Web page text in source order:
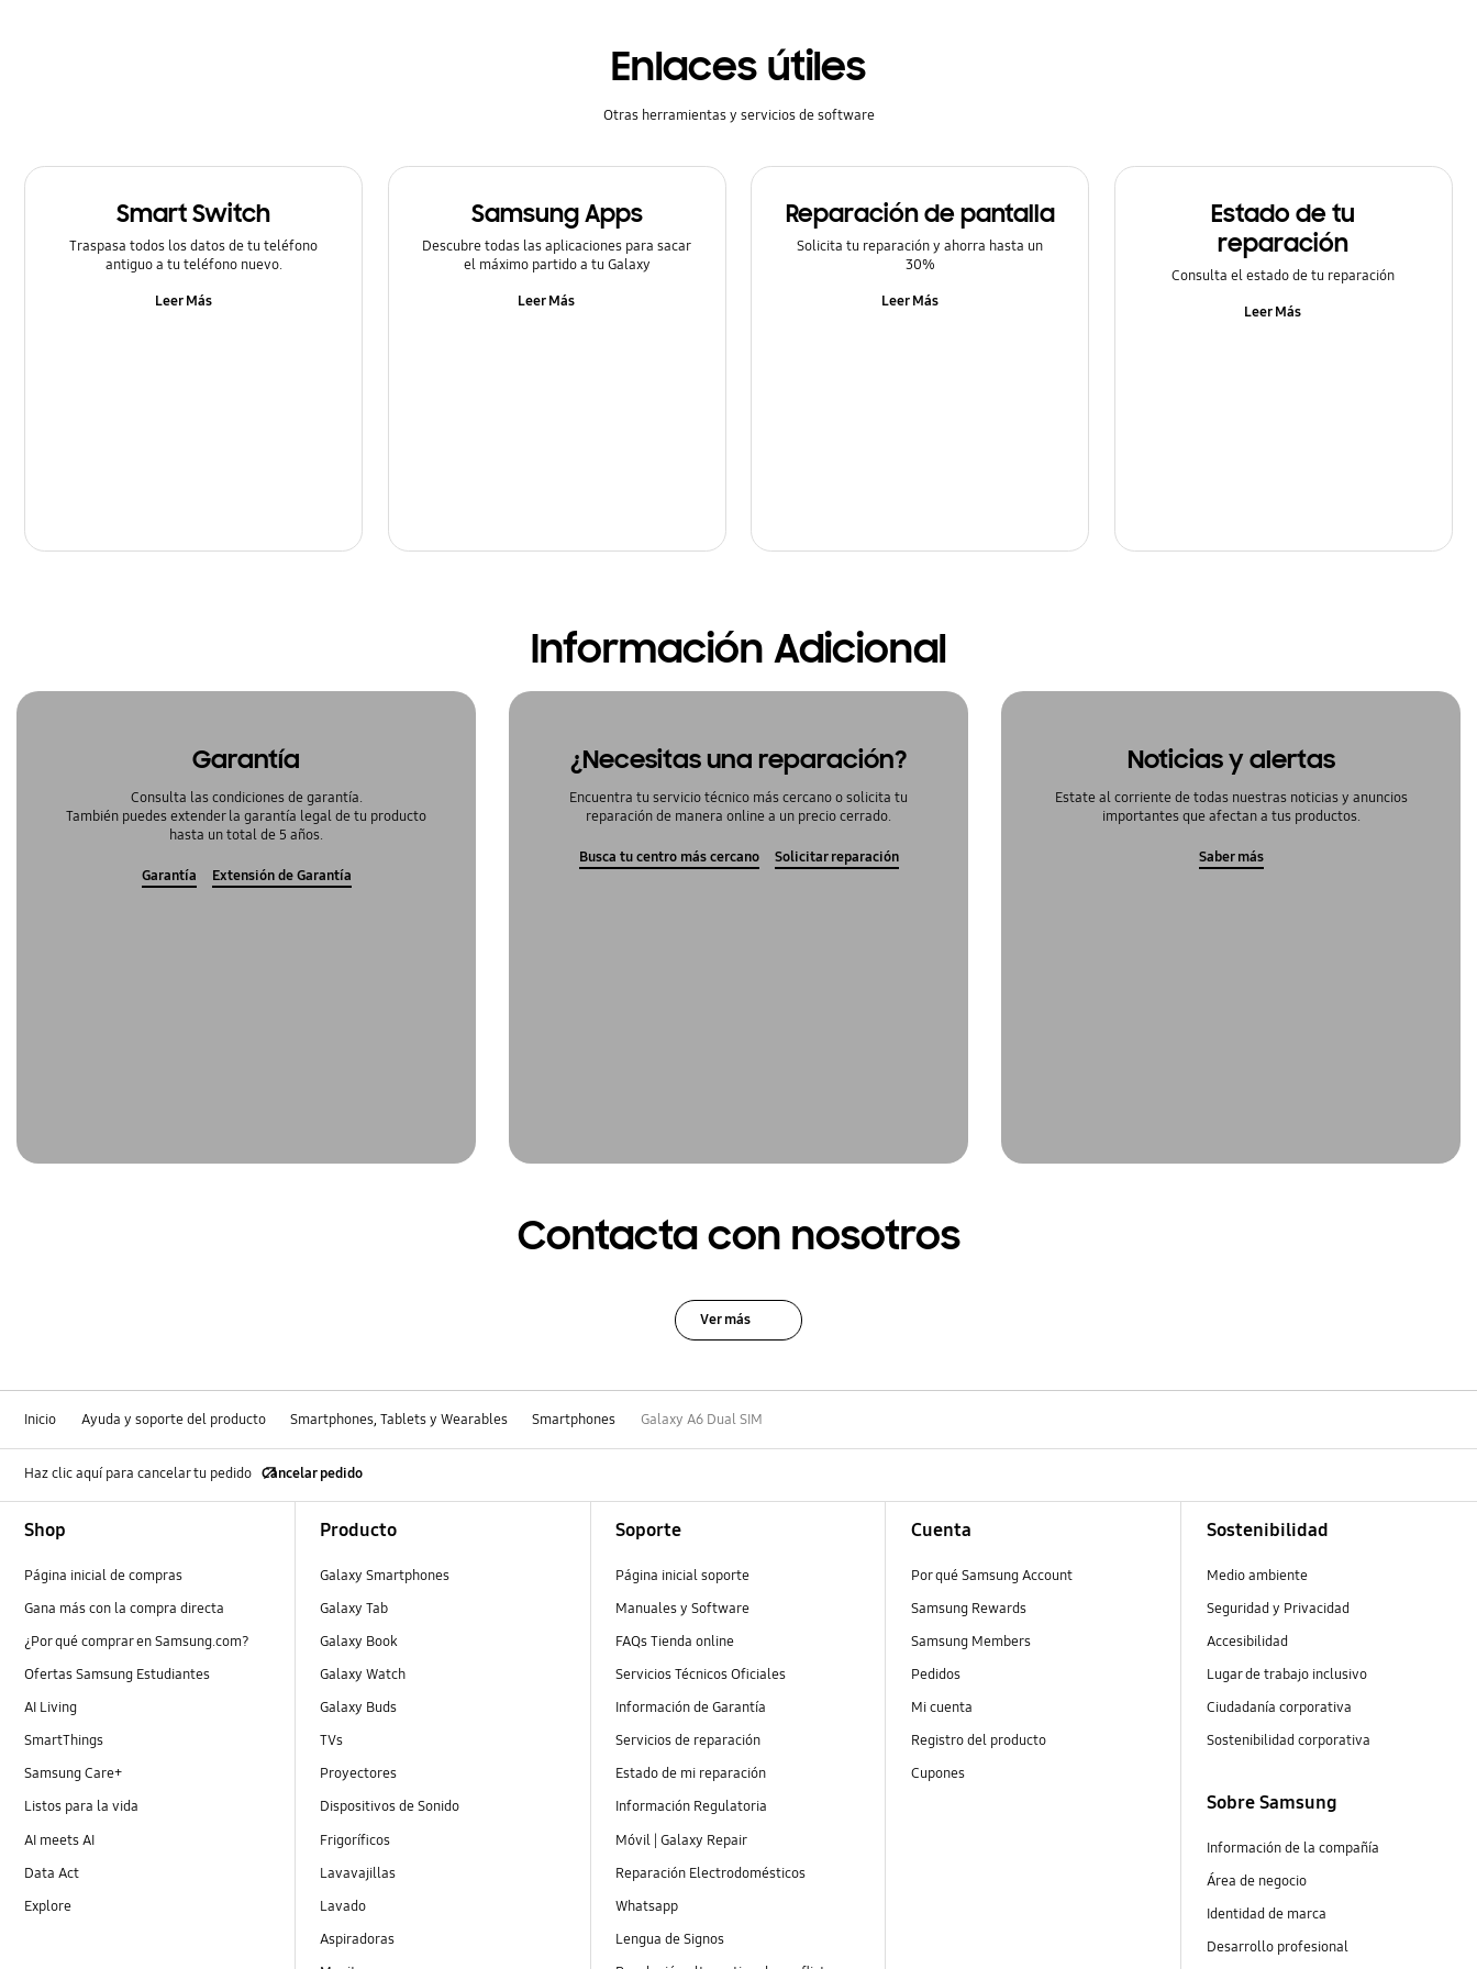
Multimedia
Redes & Wifi
Enlaces útiles
Otras herramientas y servicios de software
Smart Switch
Traspasa todos los datos de tu teléfono
antiguo a tu teléfono nuevo.
Leer Más
Samsung Apps
Descubre todas las aplicaciones para sacar
el máximo partido a tu Galaxy
Leer Más
Reparación de pantalla
Solicita tu reparación y ahorra hasta un
30%
Leer Más
Estado de tu
reparación
Consulta el estado de tu reparación
Leer Más
Información Adicional
Garantía
Consulta las condiciones de garantía.
También puedes extender la garantía legal de tu producto
hasta un total de 5 años.
Garantía Extensión de Garantía
¿Necesitas una reparación?
Encuentra tu servicio técnico más cercano o solicita tu
reparación de manera online a un precio cerrado.
Busca tu centro más cercano Solicitar reparación
Noticias y alertas
Estate al corriente de todas nuestras noticias y anuncios
importantes que afectan a tus productos.
Saber más
Contacta con nosotros
Ver más
Inicio Ayuda y soporte del producto Smartphones, Tablets y Wearables Smartphones Galaxy A6 Dual SIM
Haz clic aquí para cancelar tu pedido Cancelar pedido
Shop
Página inicial de compras
Gana más con la compra directa
¿Por qué comprar en Samsung.com?
Ofertas Samsung Estudiantes
AI Living
SmartThings
Samsung Care+
Listos para la vida
AI meets AI
Data Act
Explore
Producto
Galaxy Smartphones
Galaxy Tab
Galaxy Book
Galaxy Watch
Galaxy Buds
TVs
Proyectores
Dispositivos de Sonido
Frigoríficos
Lavavajillas
Lavado
Aspiradoras
Soporte
Página inicial soporte
Manuales y Software
FAQs Tienda online
Servicios Técnicos Oficiales
Información de Garantía
Servicios de reparación
Estado de mi reparación
Información Regulatoria
Móvil | Galaxy Repair
Reparación Electrodomésticos
Whatsapp
Lengua de Signos
Cuenta
Por qué Samsung Account
Samsung Rewards
Samsung Members
Pedidos
Mi cuenta
Registro del producto
Cupones
Sostenibilidad
Medio ambiente
Seguridad y Privacidad
Accesibilidad
Lugar de trabajo inclusivo
Ciudadanía corporativa
Sostenibilidad corporativa
Sobre Samsung
Información de la compañía
Área de negocio
Identidad de marca
Desarrollo profesional